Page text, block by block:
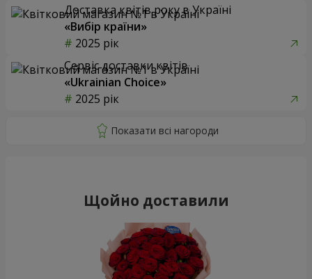
Доставка квітів року в Україні
«Вибір країни»
2025 рік
Сервіс доставки квітів
«Ukrainian Choice»
2025 рік
Щойно доставили